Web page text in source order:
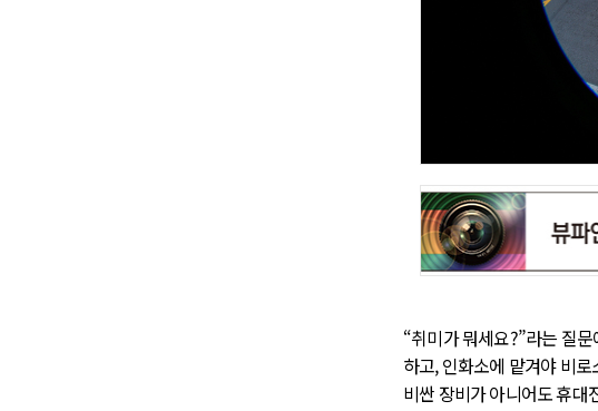
“취미가 뭐세요?”라는 질
하고, 인화소에 맡겨야 비
비싼 장비가 아니어도 휴대